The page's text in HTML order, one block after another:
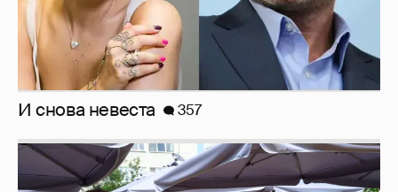
Анастасия Гребенкина, Женя Малахова,